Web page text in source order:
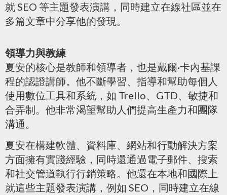
就 SEO 等主題發表演講，同時建立在線社區並在
多篇文章中分享他的發現。
領導力與教練
夏安的核心是教師和領導者，也是戴爾·卡內基課
程的認證講師。他不斷學習、指導和幫助每個人
使用數位工具和系統，如 Trello、GTD、敏捷和
合弄制。他非常渴望幫助人們提高生產力和團隊
溝通。
夏安在構建軟體、資料庫、網站和行動解決方案
方面擁有實踐經驗，同時還通過電子郵件、搜索
和社交管道執行行銷策略。他還在本地和國際上
就這些主題發表演講，例如 SEO，同時建立在線